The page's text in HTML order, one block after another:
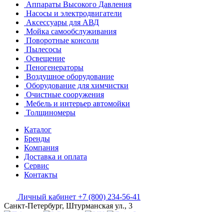
Аппараты Высокого Давления
Насосы и электродвигатели
Аксессуары для АВД
Мойка самообслуживания
Поворотные консоли
Пылесосы
Освещение
Пеногенераторы
Воздушное оборудование
Оборудование для химчистки
Очистные сооружения
Мебель и интерьер автомойки
Толщиномеры
Каталог
Бренды
Компания
Доставка и оплата
Сервис
Контакты
Личный кабинет +7 (800) 234-56-41
Санкт-Петербург, Штурманская ул., 3